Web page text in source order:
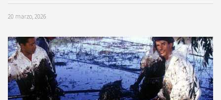
20 marzo, 2026